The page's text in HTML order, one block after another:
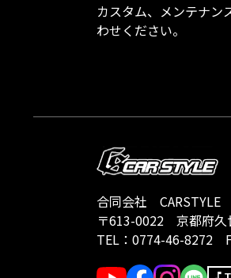
カスタム、メンテナン
わせください。
合同会社 CARSTYLE
〒613-0022 京都府
TEL： 0774-46-8272